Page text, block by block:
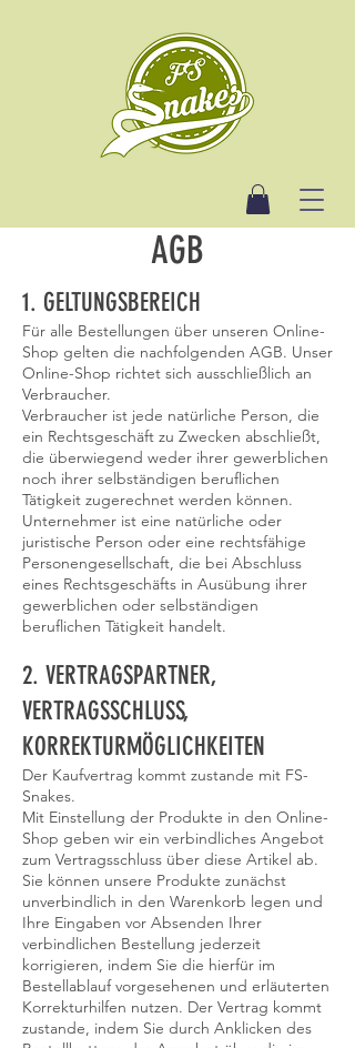
AGB
1. GELTUNGSBEREICH
Für alle Bestellungen über unseren Online-
Shop gelten die nachfolgenden AGB. Unser
Online-Shop richtet sich ausschließlich an
Verbraucher.
Verbraucher ist jede natürliche Person, die
ein Rechtsgeschäft zu Zwecken abschließt,
die überwiegend weder ihrer gewerblichen
noch ihrer selbständigen beruflichen
Tätigkeit zugerechnet werden können.
Unternehmer ist eine natürliche oder
juristische Person oder eine rechtsfähige
Personengesellschaft, die bei Abschluss
eines Rechtsgeschäfts in Ausübung ihrer
gewerblichen oder selbständigen
beruflichen Tätigkeit handelt.
2. VERTRAGSPARTNER,
VERTRAGSSCHLUSS,
KORREKTURMÖGLICHKEITEN
Der Kaufvertrag kommt zustande mit FS-
Snakes.
Mit Einstellung der Produkte in den Online-
Shop geben wir ein verbindliches Angebot
zum Vertragsschluss über diese Artikel ab.
Sie können unsere Produkte zunächst
unverbindlich in den Warenkorb legen und
Ihre Eingaben vor Absenden Ihrer
verbindlichen Bestellung jederzeit
korrigieren, indem Sie die hierfür im
Bestellablauf vorgesehenen und erläuterten
Korrekturhilfen nutzen. Der Vertrag kommt
zustande, indem Sie durch Anklicken des